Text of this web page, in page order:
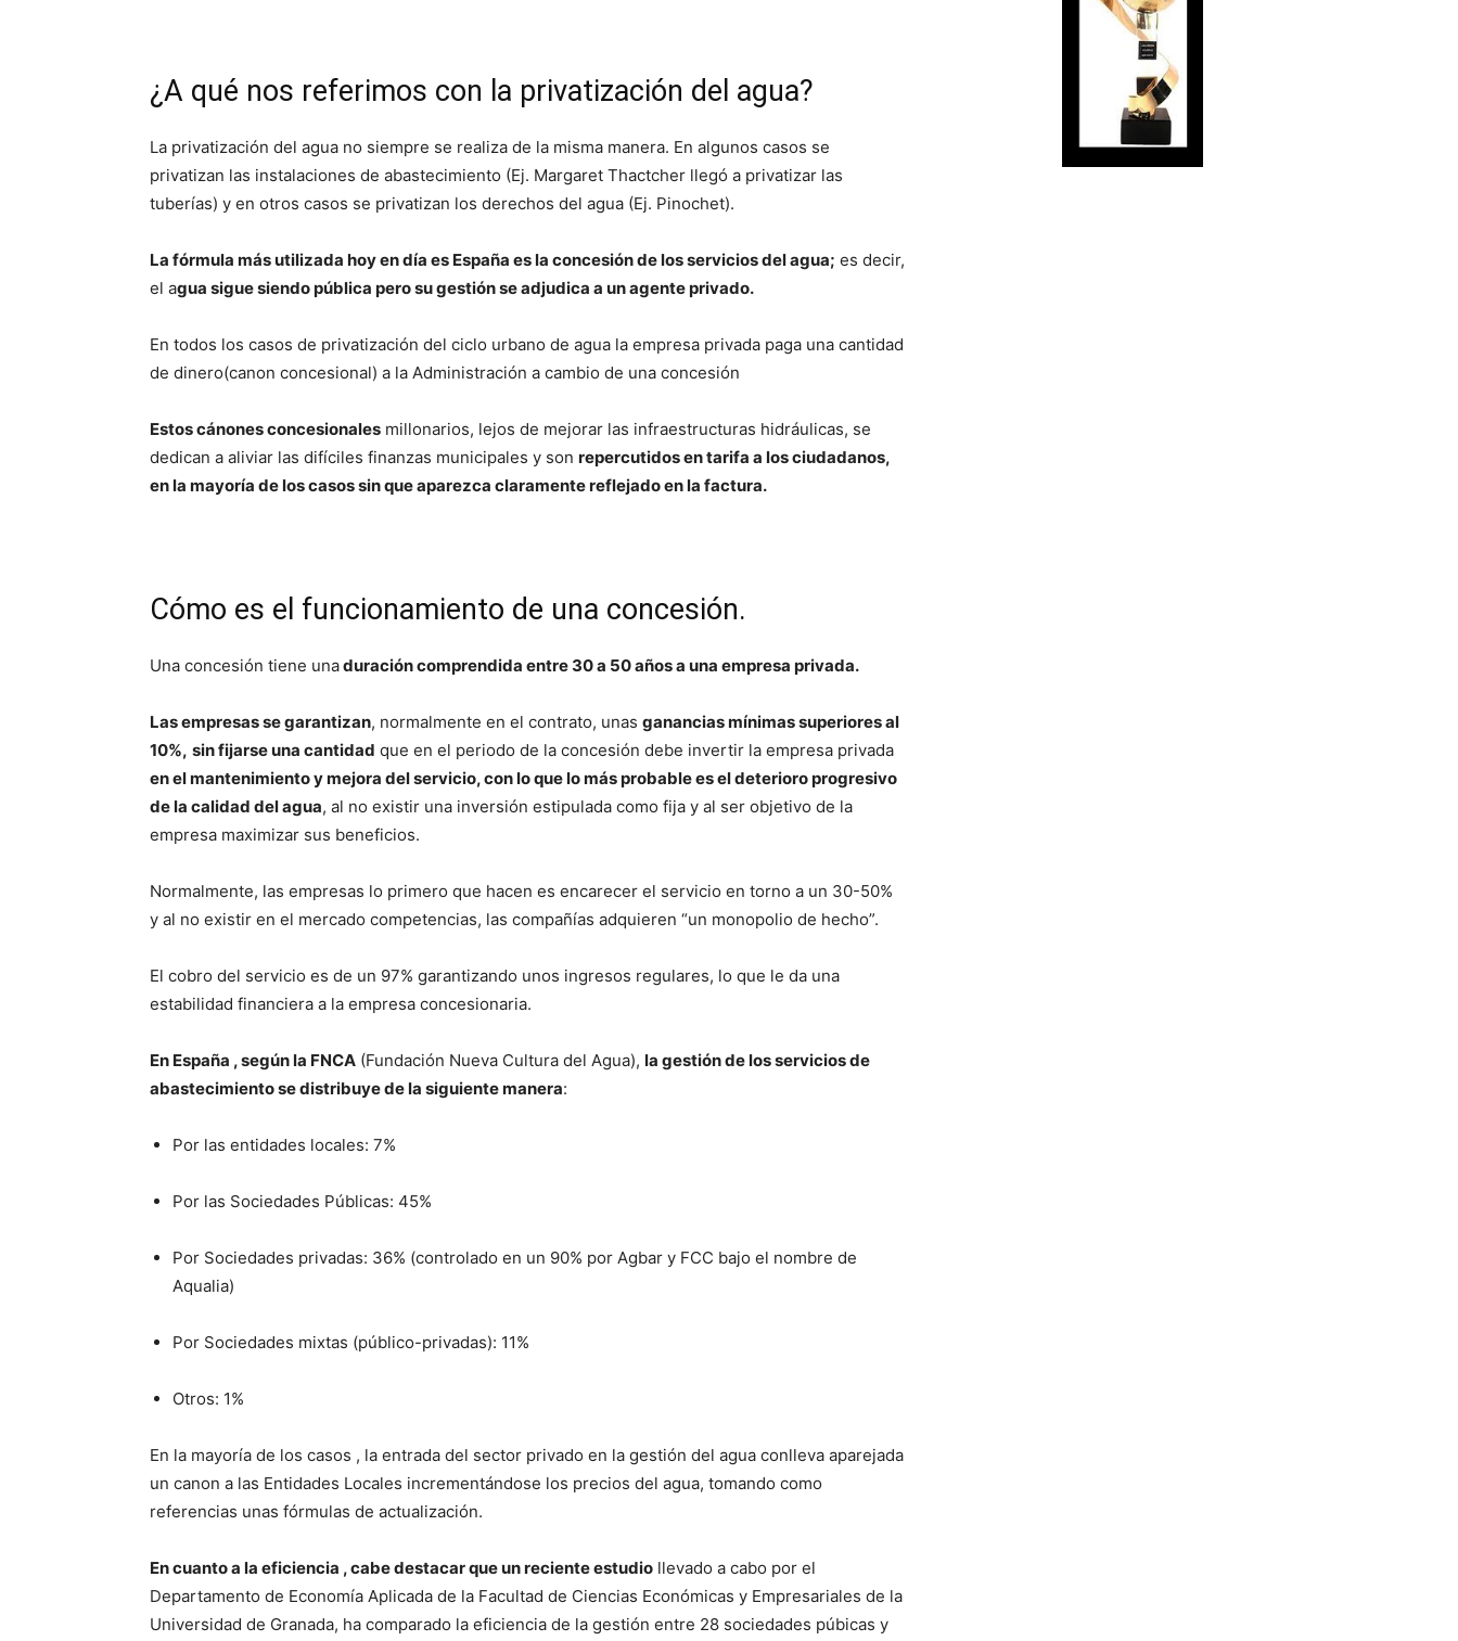
¿A qué nos referimos con la privatización del agua?
La privatización del agua no siempre se realiza de la misma manera. En algunos casos se
privatizan las instalaciones de abastecimiento (Ej. Margaret Thactcher llegó a privatizar las
tuberías) y en otros casos se privatizan los derechos del agua (Ej. Pinochet).
La fórmula más utilizada hoy en día es España es la concesión de los servicios del agua; es decir,
el agua sigue siendo pública pero su gestión se adjudica a un agente privado.
En todos los casos de privatización del ciclo urbano de agua la empresa privada paga una cantidad
de dinero(canon concesional) a la Administración a cambio de una concesión
Estos cánones concesionales millonarios, lejos de mejorar las infraestructuras hidráulicas, se
dedican a aliviar las difíciles finanzas municipales y son repercutidos en tarifa a los ciudadanos,
en la mayoría de los casos sin que aparezca claramente reflejado en la factura.
Cómo es el funcionamiento de una concesión.
Una concesión tiene unaduración comprendida entre 30 a 50 años a una empresa privada.
Las empresas se garantizan, normalmente en el contrato, unas ganancias mínimas superiores al
10%, sin fijarse una cantidad que en el periodo de la concesión debe invertir la empresa privada
en el mantenimiento y mejora del servicio, con lo que lo más probable es el deterioro progresivo
de la calidad del agua, al no existir una inversión estipulada como fija y al ser objetivo de la
empresa maximizar sus beneficios.
Normalmente, las empresas lo primero que hacen es encarecer el servicio en torno a un 30-50%
y al no existir en el mercado competencias, las compañías adquieren “un monopolio de hecho”.
El cobro del servicio es de un 97% garantizando unos ingresos regulares, lo que le da una
estabilidad financiera a la empresa concesionaria.
En España , según la FNCA (Fundación Nueva Cultura del Agua), la gestión de los servicios de
abastecimiento se distribuye de la siguiente manera:
Por las entidades locales: 7%
Por las Sociedades Públicas: 45%
Por Sociedades privadas: 36% (controlado en un 90% por Agbar y FCC bajo el nombre de
Aqualia)
Por Sociedades mixtas (público-privadas): 11%
Otros: 1%
En la mayoría de los casos , la entrada del sector privado en la gestión del agua conlleva aparejada
un canon a las Entidades Locales incrementándose los precios del agua, tomando como
referencias unas fórmulas de actualización.
En cuanto a la eficiencia , cabe destacar que un reciente estudio llevado a cabo por el
Departamento de Economía Aplicada de la Facultad de Ciencias Económicas y Empresariales de la
Universidad de Granada, ha comparado la eficiencia de la gestión entre 28 sociedades púbicas y